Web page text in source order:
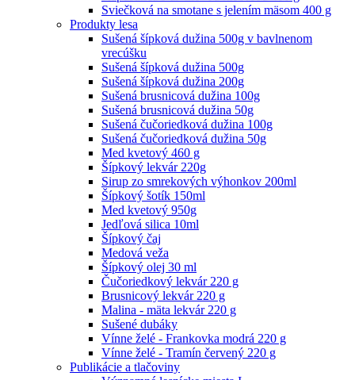
Sviečková na smotane s jelením mäsom 400 g
Produkty lesa
Sušená šípková dužina 500g v bavlnenom
vrecúšku
Sušená šípková dužina 500g
Sušená šípková dužina 200g
Sušená brusnicová dužina 100g
Sušená brusnicová dužina 50g
Sušená čučoriedková dužina 100g
Sušená čučoriedková dužina 50g
Med kvetový 460 g
Šípkový lekvár 220g
Sirup zo smrekových výhonkov 200ml
Šípkový šotík 150ml
Med kvetový 950g
Jedľová silica 10ml
Šípkový čaj
Medová veža
Šípkový olej 30 ml
Čučoriedkový lekvár 220 g
Brusnicový lekvár 220 g
Malina - mäta lekvár 220 g
Sušené dubáky
Vínne želé - Frankovka modrá 220 g
Vínne želé - Tramín červený 220 g
Publikácie a tlačoviny